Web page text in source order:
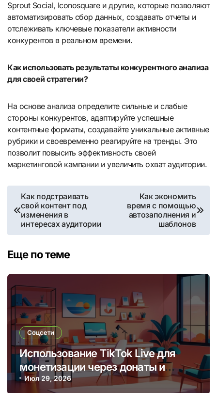
Sprout Social, Iconosquare и другие, которые позволяют
автоматизировать сбор данных, создавать отчеты и
отслеживать ключевые показатели активности
конкурентов в реальном времени.
Как использовать результаты конкурентного анализа
для своей стратегии?
На основе анализа определите сильные и слабые
стороны конкурентов, адаптируйте успешные
контентные форматы, создавайте уникальные активные
рубрики и своевременно реагируйте на тренды. Это
позволит повысить эффективность своей
маркетинговой кампании и увеличить охват аудитории.
Навигация
по
записям
Как подстраивать
свой контент под
изменения в
интересах аудитории
Как экономить
время с помощью
автозаполнения и
шаблонов
Еще по теме
Соцсети
Использование TikTok Live для
монетизации через донаты и
платные подписки
Июл 29, 2026